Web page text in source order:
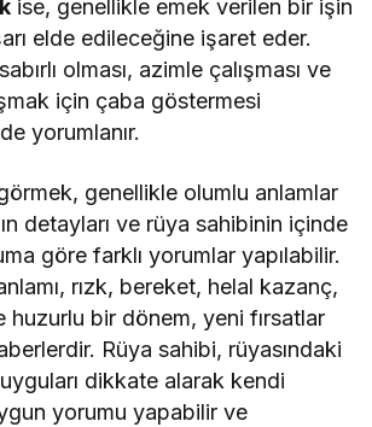
ise, genellikle emek verilen bir işin
elde edileceğine işaret eder.
olması, azimle çalışması ve
için çaba göstermesi
yorumlanır.
genellikle olumlu anlamlar
detayları ve rüya sahibinin içinde
göre farklı yorumlar yapılabilir.
rızk, bereket, helal kazanç,
huzurlu bir dönem, yeni fırsatlar
Rüya sahibi, rüyasındaki
dikkate alarak kendi
yorumu yapabilir ve